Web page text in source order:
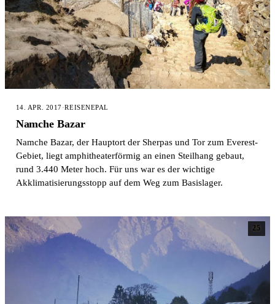
14. APR. 2017·REISENEPAL
Namche Bazar
Namche Bazar, der Hauptort der Sherpas und Tor zum Everest-
Gebiet, liegt amphitheaterförmig an einen Steilhang gebaut,
rund 3.440 Meter hoch. Für uns war es der wichtige
Akklimatisierungsstopp auf dem Weg zum Basislager.
25